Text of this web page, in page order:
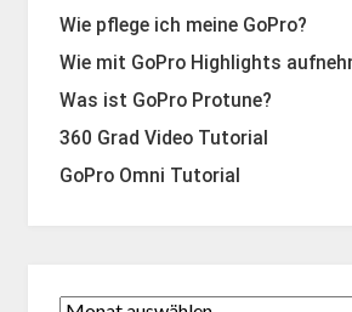
Wie pflege ich meine GoPro?
Wie mit GoPro Highlights
Was ist GoPro Protune?
360 Grad Video Tutorial
GoPro Omni Tutorial